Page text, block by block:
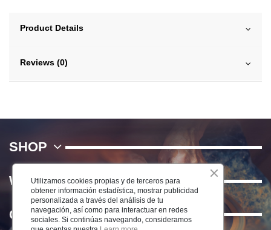
Product Details
Reviews (0)
SHOP
WE
Contact us
Utilizamos cookies propias y de terceros para
obtener información estadística, mostrar publicidad
personalizada a través del análisis de tu
navegación, así como para interactuar en redes
sociales. Si continúas navegando, consideramos